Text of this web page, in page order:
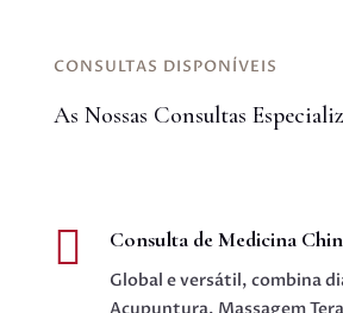
CONSULTAS DISPONÍVEIS
As Nossas Consultas
 Consulta de Medicina
Global e versátil, combina
Acupuntura, Massagem